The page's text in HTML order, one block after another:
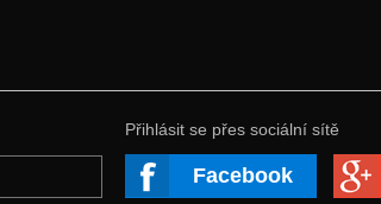
Přihlásit se přes sociální sítě
Facebook